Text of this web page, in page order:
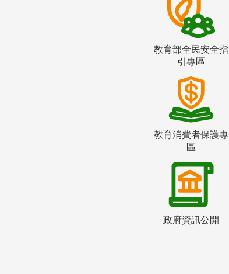
教育部全民安全指
引專區
教育消費者保護專
區
政府資訊公開